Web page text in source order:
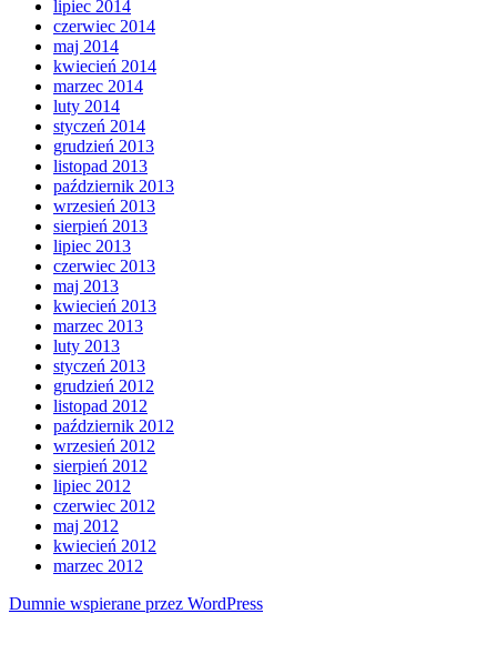
lipiec 2014
czerwiec 2014
maj 2014
kwiecień 2014
marzec 2014
luty 2014
styczeń 2014
grudzień 2013
listopad 2013
październik 2013
wrzesień 2013
sierpień 2013
lipiec 2013
czerwiec 2013
maj 2013
kwiecień 2013
marzec 2013
luty 2013
styczeń 2013
grudzień 2012
listopad 2012
październik 2012
wrzesień 2012
sierpień 2012
lipiec 2012
czerwiec 2012
maj 2012
kwiecień 2012
marzec 2012
Dumnie wspierane przez WordPress